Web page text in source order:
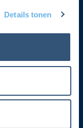
Details tonen